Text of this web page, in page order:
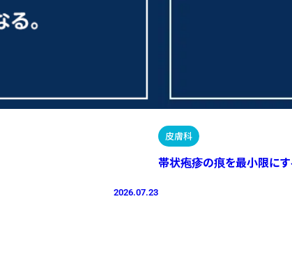
2026.07.23
皮膚科
帯状疱疹の痕を最小限にす